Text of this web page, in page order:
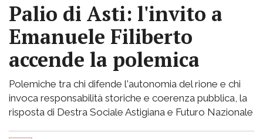
Palio di Asti: l'invito a
Emanuele Filiberto
accende la polemica
Polemiche tra chi difende l'autonomia del rione e chi
invoca responsabilità storiche e coerenza pubblica, la
risposta di Destra Sociale Astigiana e Futuro Nazionale